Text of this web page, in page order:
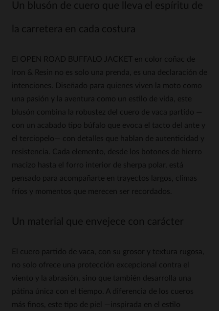
Un blusón de cuero que lleva el espíritu de
la carretera en cada costura
El OPEN ROAD BUFFALO JACKET en color coñac de
Iron & Resin no es solo una prenda, es una declaración de
intenciones. Diseñado para quienes viven la moto como
una pasión y la aventura como un estilo de vida, este
blusón combina la robustez del cuero de vaca partido —
con un acabado tipo búfalo que evoca el tacto del ante y
el terciopelo— con detalles que hablan de autenticidad y
resistencia. Cada elemento, desde los botones de hierro
macizo hasta el forro interior de sherpa polar, está
pensado para acompañarte en trayectos largos, climas
fríos y momentos que merecen ser recordados.
Un material que envejece con carácter
El cuero partido de vaca, con su grosor y textura rugosa,
no solo ofrece una protección excepcional contra el
viento y la abrasión, sino que también desarrolla una
pátina única con el tiempo. A diferencia de los cueros
más finos, este tipo de piel —inspirada en el estilo